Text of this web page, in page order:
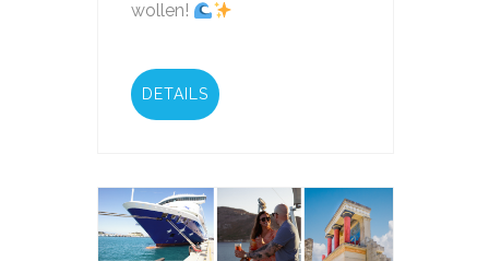
wollen!
DETAILS